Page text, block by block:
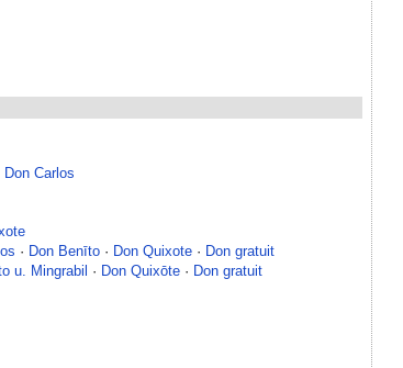
Don Carlos
· Don Benīto · Don Quixote · Don gratuit
u. Mingrabil · Don Quixōte · Don gratuit